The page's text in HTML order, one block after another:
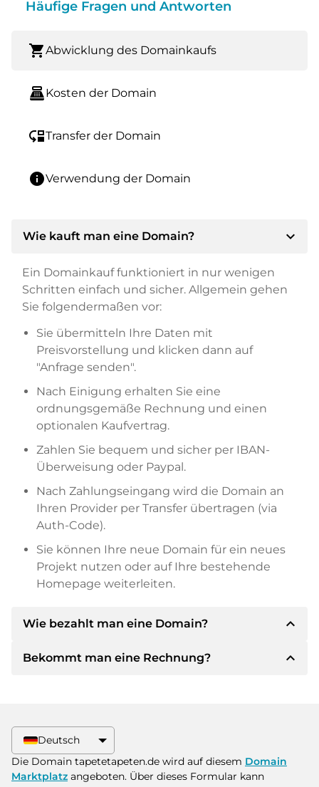
Häufige Fragen und Antworten
shopping_cartAbwicklung des Domainkaufs
point_of_saleKosten der Domain
move_downTransfer der Domain
infoVerwendung der Domain
Wie kauft man eine Domain? expand_more
Ein Domainkauf funktioniert in nur wenigen
Schritten einfach und sicher. Allgemein gehen
Sie folgendermaßen vor:
Sie übermitteln Ihre Daten mit
Preisvorstellung und klicken dann auf
"Anfrage senden".
Nach Einigung erhalten Sie eine
ordnungsgemäße Rechnung und einen
optionalen Kaufvertrag.
Zahlen Sie bequem und sicher per IBAN-
Überweisung oder Paypal.
Nach Zahlungseingang wird die Domain an
Ihren Provider per Transfer übertragen (via
Auth-Code).
Sie können Ihre neue Domain für ein neues
Projekt nutzen oder auf Ihre bestehende
Homepage weiterleiten.
Wie bezahlt man eine Domain? expand_less
Nach einer Einigung wird der Inhaber Ihnen die
Zahlungsmethoden anbieten.
Bitte geben Sie bei der Überweisung immer
den Domainnamen und die
Bekommt man eine Rechnung? expand_less
größeren Kaufpreisen bekommen Sie auf
Wunsch auch einen zusätzlichen Kaufvertrag.
Deutsch
Die Domain tapetetapeten.de wird auf diesem Domain
Marktplatz angeboten. Über dieses Formular kann